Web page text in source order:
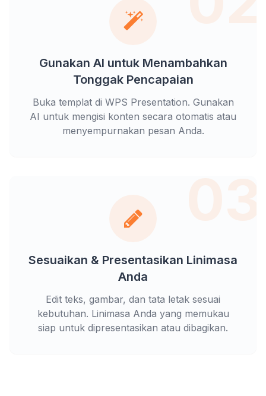
Gunakan AI untuk Menambahkan
Tonggak Pencapaian
Buka templat di WPS Presentation. Gunakan
AI untuk mengisi konten secara otomatis atau
menyempurnakan pesan Anda.
Sesuaikan & Presentasikan Linimasa
Anda
Edit teks, gambar, dan tata letak sesuai
kebutuhan. Linimasa Anda yang memukau
siap untuk dipresentasikan atau dibagikan.